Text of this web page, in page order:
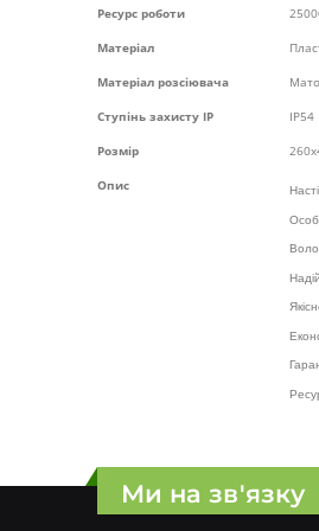
Ресурс роботи
Матеріал
Матеріал розсіювача
Ступінь захисту IP IP54
Розмір
Опис
Ми на зв'язку